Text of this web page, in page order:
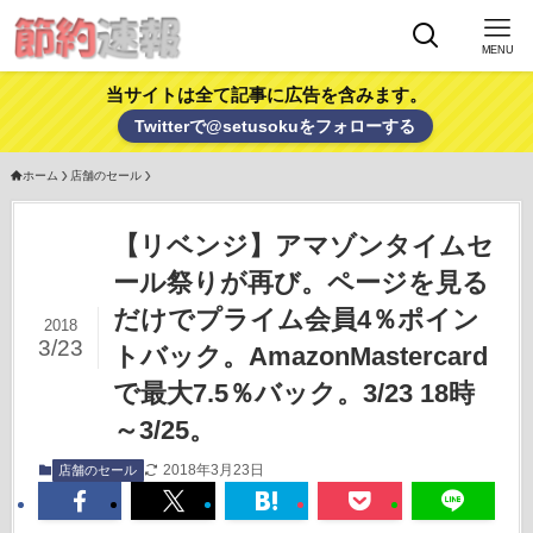
MENU
当サイトは全て記事に広告を含みます。
Twitterで@setusokuをフォローする
ホーム 店舗のセール
【リベンジ】アマゾンタイムセ
ール祭りが再び。ページを見る
だけでプライム会員4％ポイン
トバック。AmazonMastercard
で最大7.5％バック。3/23 18時
～3/25。
2018
3/23
店舗のセール 2018年3月23日